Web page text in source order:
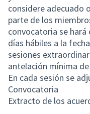
considere adecuado
parte de los
convocatoria se
días hábiles a la
sesiones
antelación mínima
En cada sesión se
Convocatoria
Extracto de los